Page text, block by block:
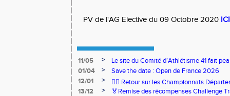
PV de l'AG Elective du 09 Octobre 2020 ICI
11/05 >
Le site du Comité d’Athlétisme 41 fait
01/04
>
Save the date : Open de France 2026
12/01
>
🏃‍♂️ Retour sur les Championnats
13/12
>
🏅Remise des récompenses Challenge